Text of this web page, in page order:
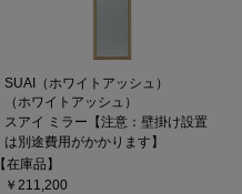
SUAI（ホワイトアッシュ）
（ホワイトアッシュ）
スアイ ミラー【注意：壁掛け設置
は別途費用がかかります】
【在庫品】
￥211,200